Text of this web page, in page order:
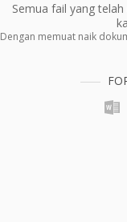
Semua fail yang
Dengan memuat naik